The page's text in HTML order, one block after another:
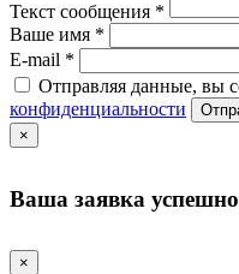
Текст сообщения *
Ваше имя *
E-mail *
Отправляя данные, вы
конфиденциальности
×
Ваша заявка
×